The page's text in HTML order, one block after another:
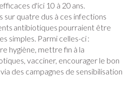
d'ici 10 à 20 ans.
sur quatre dus à ces infections
antibiotiques pourraient être
simples. Parmi celles-ci :
hygiène, mettre fin à la
vacciner, encourager le bon
des campagnes de sensibilisation